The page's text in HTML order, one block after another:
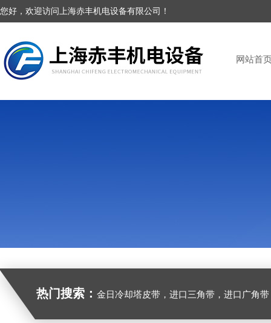
您好，欢迎访问上海赤丰机电设备有限公司！
网站首
热门搜索： 金日冷却塔皮带，进口三角带，进口广角带，进口同步带，进口空压机皮